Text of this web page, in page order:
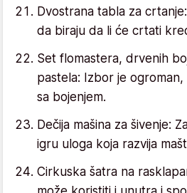
Dvostrana tabla za
da biraju da li će crtati
Set flomastera, drvenih
pastela: Izbor je
sa bojenjem.
Dečija mašina za šivenje:
igru uloga koja razvija
Cirkuska šatra na